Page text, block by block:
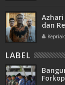
Azhari
dan
LABEL